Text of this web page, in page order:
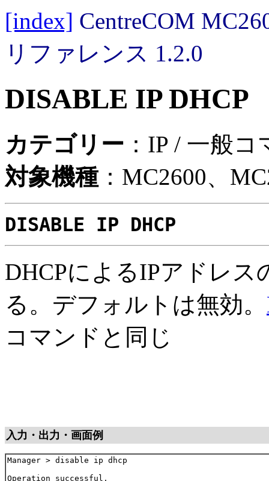
[index] CentreCOM
リファレンス 1.2.0
DISABLE IP DHCP
カテゴリー ：IP / 一般
対象機種 ：MC2600、
DISABLE IP DHCP
DHCPによるIPアドレ
る。デフォルトは無効。
コマンドと同じ
入力・出力・画面例
Manager > disable ip dhcp